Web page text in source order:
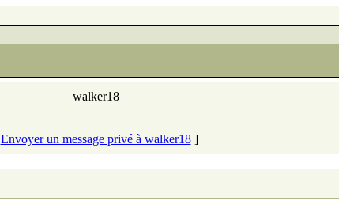
walker18
Envoyer un message privé à walker18]